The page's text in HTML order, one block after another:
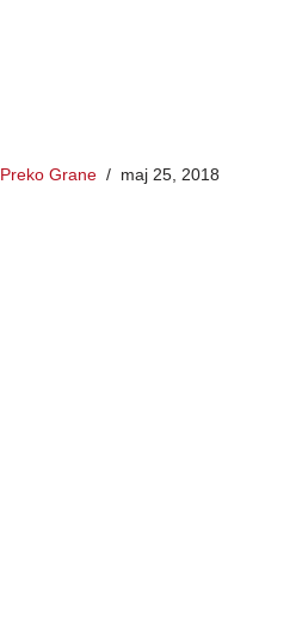
Preko Grane maj 25, 2018